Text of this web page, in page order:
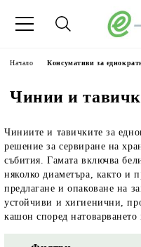
Начало Консумативи за
Чинии и
Чиниите и тавичките за
решение за сервиране на
събития. Гамата включва
няколко диаметъра, както и
предлагане и опаковане на
устойчиви и хигиенични,
кашон според натоварването